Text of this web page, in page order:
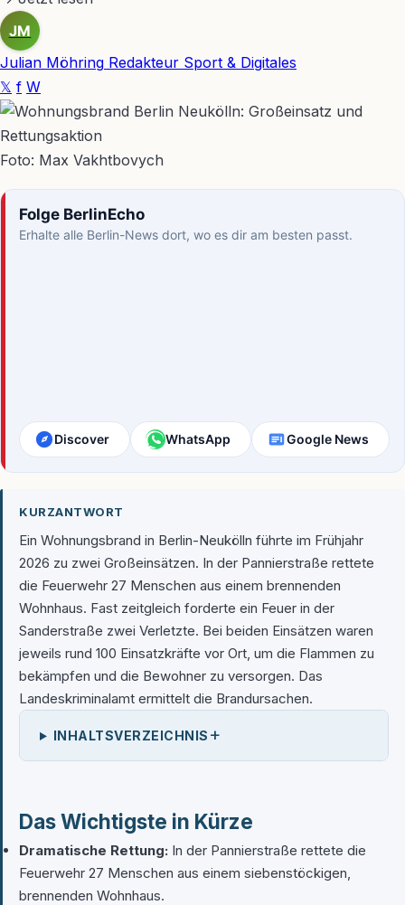
JM
Julian Möhring Redakteur Sport & Digitales
𝕏 f W
Foto: Max Vakhtbovych
Folge BerlinEcho
Erhalte alle Berlin-News dort, wo es dir am besten passt.
Discover WhatsApp Google News
KURZANTWORT
Ein Wohnungsbrand in Berlin-Neukölln führte im Frühjahr
2026 zu zwei Großeinsätzen. In der Pannierstraße rettete
die Feuerwehr 27 Menschen aus einem brennenden
Wohnhaus. Fast zeitgleich forderte ein Feuer in der
Sanderstraße zwei Verletzte. Bei beiden Einsätzen waren
jeweils rund 100 Einsatzkräfte vor Ort, um die Flammen zu
bekämpfen und die Bewohner zu versorgen. Das
Landeskriminalamt ermittelt die Brandursachen.
INHALTSVERZEICHNIS +
Das Wichtigste in Kürze
Dramatische Rettung: In der Pannierstraße rettete die
Feuerwehr 27 Menschen aus einem siebenstöckigen,
brennenden Wohnhaus.